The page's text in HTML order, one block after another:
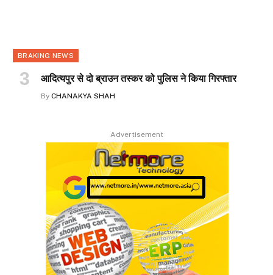
BRAKING NEWS
आदित्यपुर से दो ब्राउन तस्कर को पुलिस ने किया गिरफ्तार
By CHANAKYA SHAH
Advertisement